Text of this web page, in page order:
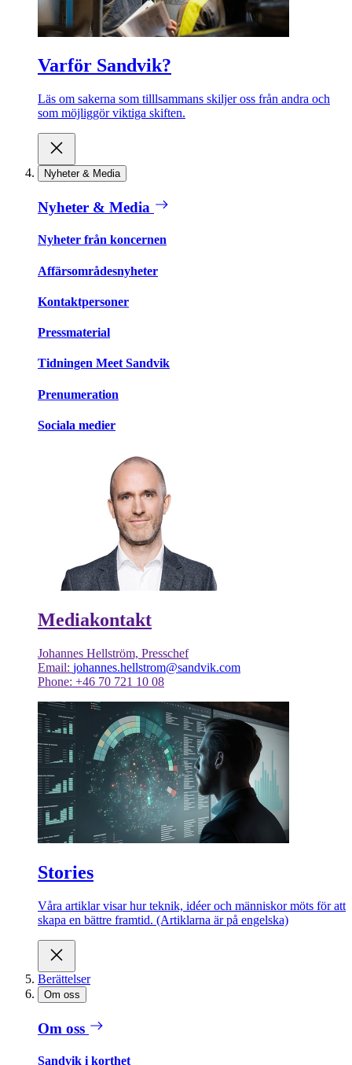
Varför Sandvik?
Läs om sakerna som tilllsammans skiljer oss från andra och
som möjliggör viktiga skiften.
Nyheter & Media
Nyheter & Media
Nyheter från koncernen
Affärsområdesnyheter
Kontaktpersoner
Pressmaterial
Tidningen Meet Sandvik
Prenumeration
Sociala medier
Mediakontakt
Johannes Hellström, Presschef
Email: johannes.hellstrom@sandvik.com
Phone: +46 70 721 10 08
Stories
Våra artiklar visar hur teknik, idéer och människor möts för att
skapa en bättre framtid. (Artiklarna är på engelska)
Berättelser
Om oss
Om oss
Sandvik i korthet